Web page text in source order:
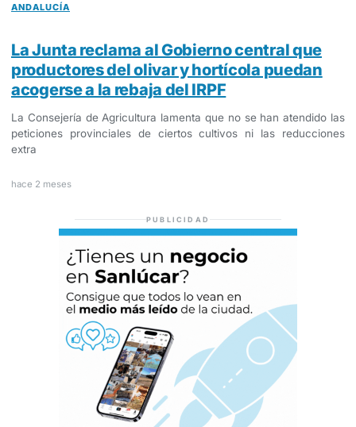
ANDALUCÍA
La Junta reclama al Gobierno central que
productores del olivar y hortícola puedan
acogerse a la rebaja del IRPF
La Consejería de Agricultura lamenta que no se han atendido las
peticiones provinciales de ciertos cultivos ni las reducciones
extra
hace 2 meses
PUBLICIDAD